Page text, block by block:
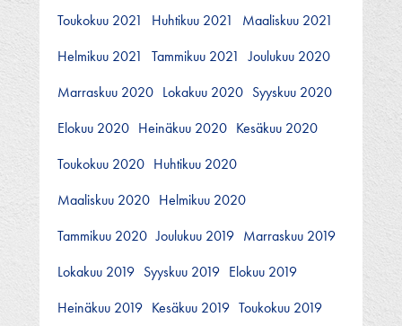
Toukokuu 2021
Huhtikuu 2021
Maaliskuu 2021
Helmikuu 2021
Tammikuu 2021
Joulukuu 2020
Marraskuu 2020 Lokakuu 2020 Syyskuu 2020
Elokuu 2020 Heinäkuu 2020 Kesäkuu 2020
Toukokuu 2020 Huhtikuu 2020
Maaliskuu 2020 Helmikuu 2020
Tammikuu 2020 Joulukuu 2019 Marraskuu 2019
Lokakuu 2019 Syyskuu 2019 Elokuu 2019
Heinäkuu 2019 Kesäkuu 2019 Toukokuu 2019